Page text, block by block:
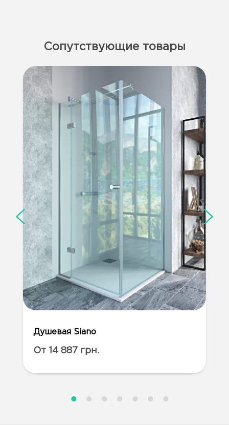
Сопутствующие товары
Душевая Siano
От 14 887 грн.